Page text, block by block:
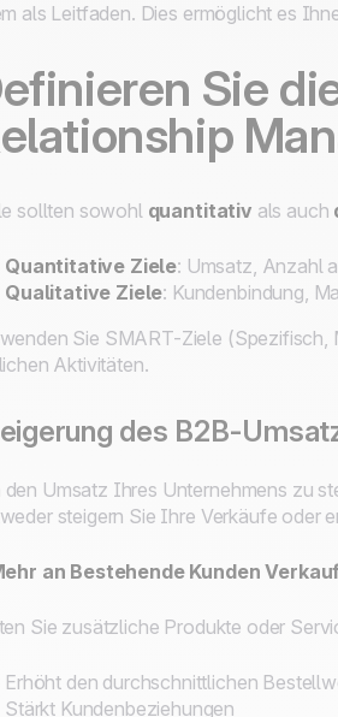
als Leitfaden. Dies ermöglicht es
Sie
sollten sowohl quantitativ als auch
Quantitative Ziele: Umsatz, Anzahl
Qualitative Ziele: Kundenbindung,
Sie SMART-Ziele (Spezifisch,
Aktivitäten.
des B2B-
den Umsatz Ihres Unternehmens zu
steigern Sie Ihre Verkäufe oder
an Bestehende Kunden
Sie zusätzliche Produkte oder
Erhöht den durchschnittlichen
Stärkt Kundenbeziehungen